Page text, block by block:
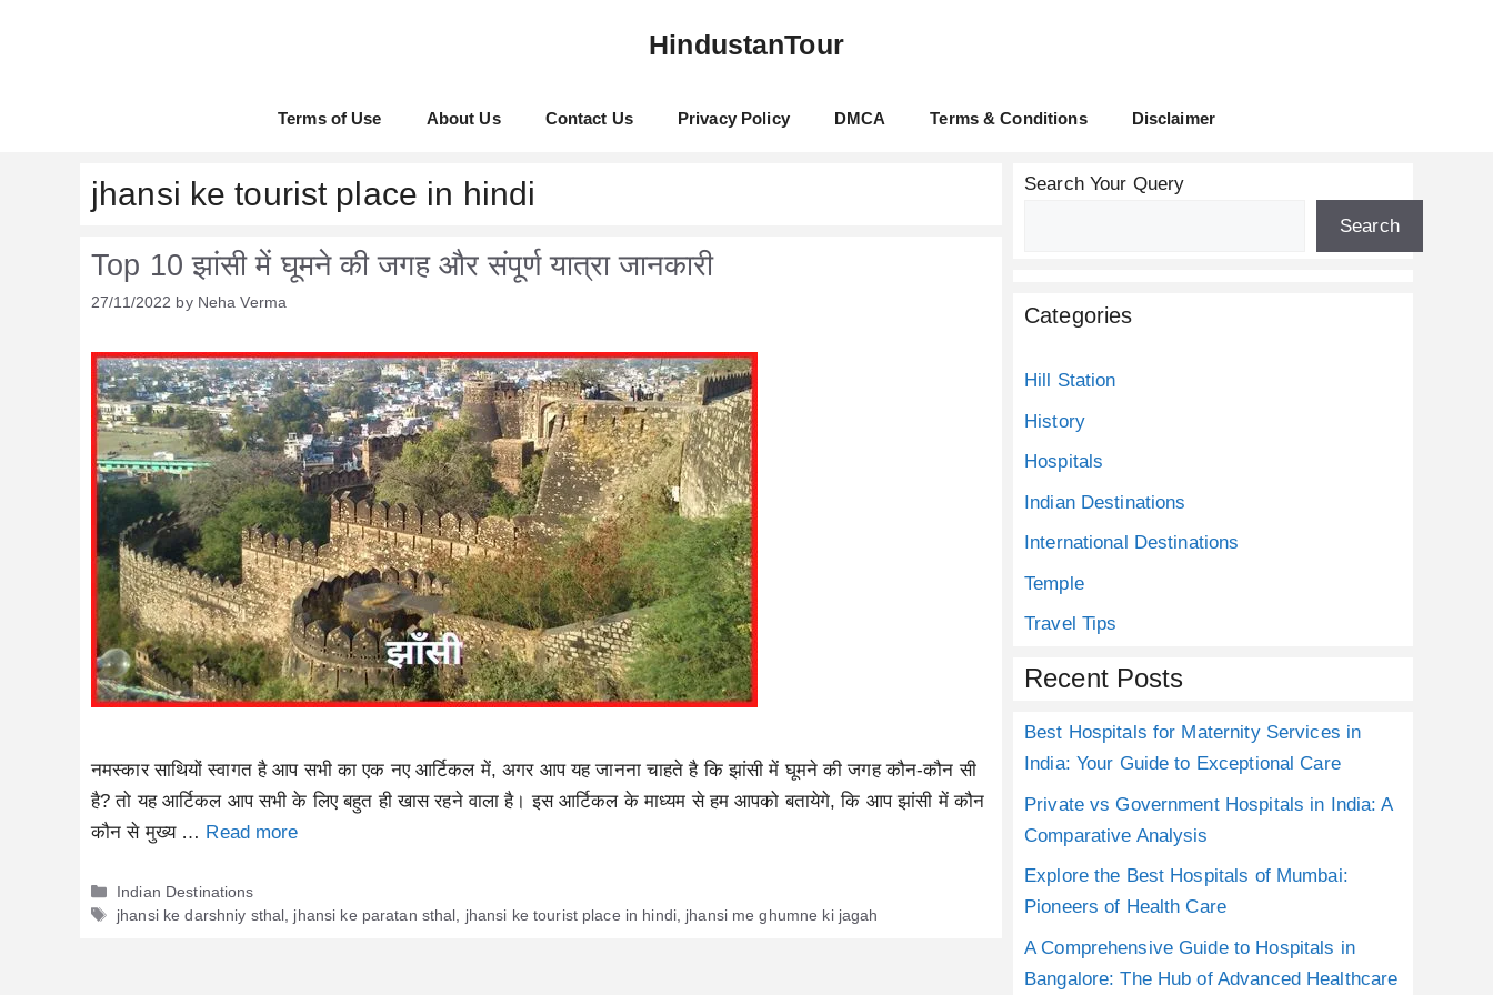
HindustanTour
Terms of Use About Us Contact Us Privacy Policy DMCA Terms & Conditions Disclaimer
jhansi ke tourist place in hindi
Top 10 झांसी में घूमने की जगह और संपूर्ण यात्रा जानकारी
27/11/2022 by Neha Verma
नमस्कार साथियों स्वागत है आप सभी का एक नए आर्टिकल में, अगर आप यह जानना चाहते है कि झांसी में घूमने की जगह कौन-कौन सी
है? तो यह आर्टिकल आप सभी के लिए बहुत ही खास रहने वाला है। इस आर्टिकल के माध्यम से हम आपको बतायेगे, कि आप झांसी में कौन
कौन से मुख्य … Read more
Categories
Indian Destinations
Tags
jhansi ke darshniy sthal jhansi ke paratan sthal jhansi ke tourist place in hindi, jhansi me ghumne ki jagah
Search Your Query
Search
Categories
Hill Station
History
Hospitals
Indian Destinations
International Destinations
Temple
Travel Tips
Recent Posts
Best Hospitals for Maternity Services in
India: Your Guide to Exceptional Care
Private vs Government Hospitals in India: A
Comparative Analysis
Explore the Best Hospitals of Mumbai:
Pioneers of Health Care
A Comprehensive Guide to Hospitals in
Bangalore: The Hub of Advanced Healthcare